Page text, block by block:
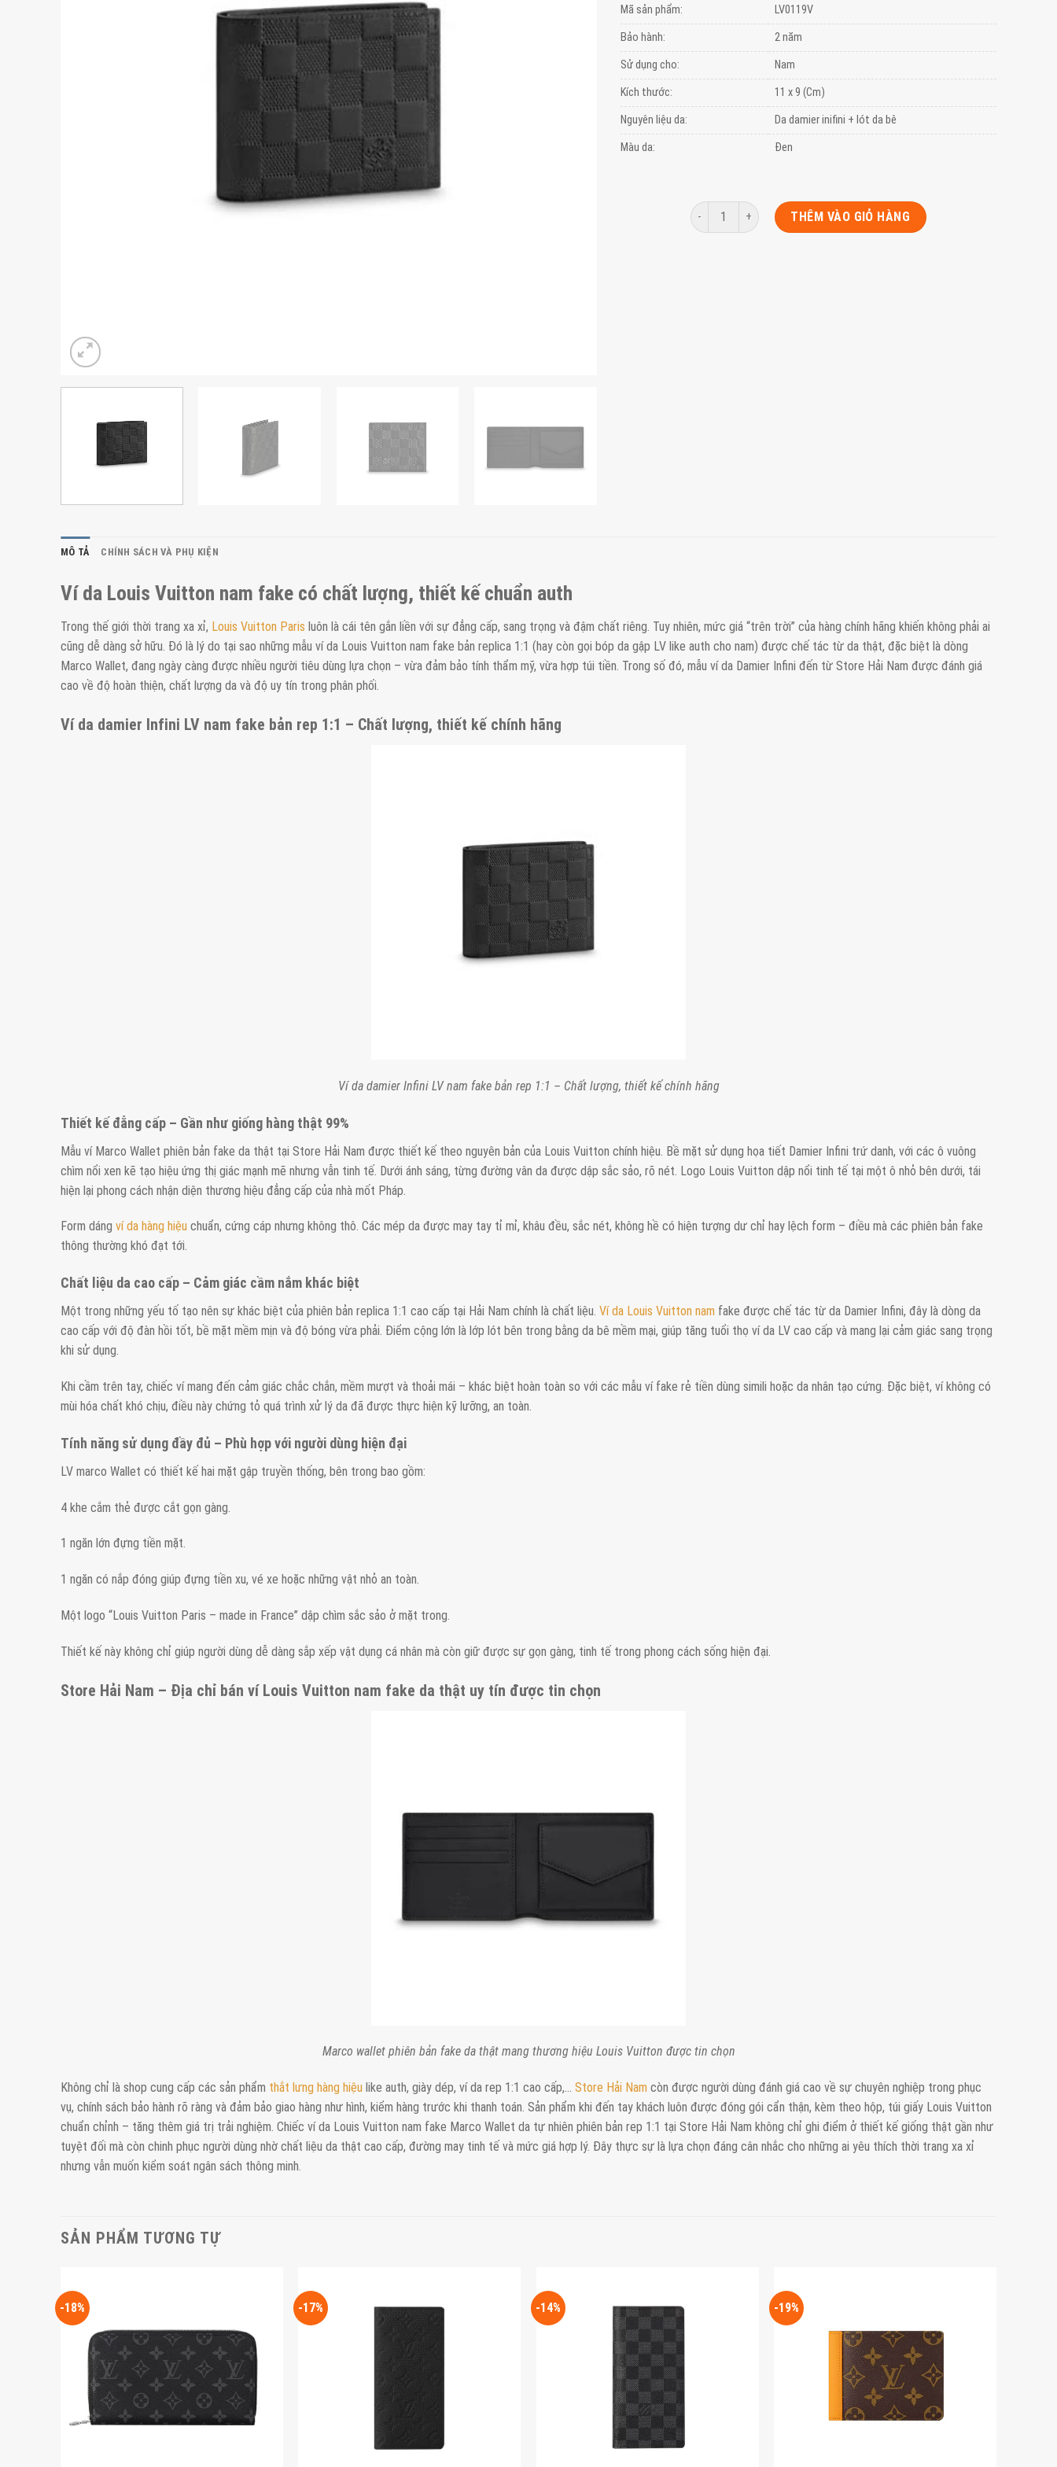
Mã sản phẩm: LV0119V
Bảo hành: 2 năm
Sử dụng cho: Nam
Kích thước: 11 x 9 (Cm)
Nguyên liệu da: Da damier inifini + lót da bê
Màu da: Đen
Số lượng THÊM VÀO GIỎ HÀNG
MÔ TẢ CHÍNH SÁCH VÀ PHỤ KIỆN
Ví da Louis Vuitton nam fake có chất lượng, thiết kế chuẩn auth
Trong thế giới thời trang xa xỉ, Louis Vuitton Paris luôn là cái tên gắn liền với sự đẳng cấp, sang trọng và đậm chất riêng. Tuy nhiên, mức giá “trên trời” của hàng chính hãng khiến không phải ai
cũng dễ dàng sở hữu. Đó là lý do tại sao những mẫu ví da Louis Vuitton nam fake bản replica 1:1 (hay còn gọi bóp da gập LV like auth cho nam) được chế tác từ da thật, đặc biệt là dòng
Marco Wallet, đang ngày càng được nhiều người tiêu dùng lựa chọn – vừa đảm bảo tính thẩm mỹ, vừa hợp túi tiền. Trong số đó, mẫu ví da Damier Infini đến từ Store Hải Nam được đánh giá
cao về độ hoàn thiện, chất lượng da và độ uy tín trong phân phối.
Ví da damier Infini LV nam fake bản rep 1:1 – Chất lượng, thiết kế chính hãng
Ví da damier Infini LV nam fake bản rep 1:1 – Chất lượng, thiết kế chính hãng
Thiết kế đẳng cấp – Gần như giống hàng thật 99%
Mẫu ví Marco Wallet phiên bản fake da thật tại Store Hải Nam được thiết kế theo nguyên bản của Louis Vuitton chính hiệu. Bề mặt sử dụng họa tiết Damier Infini trứ danh, với các ô vuông
chìm nổi xen kẽ tạo hiệu ứng thị giác mạnh mẽ nhưng vẫn tinh tế. Dưới ánh sáng, từng đường vân da được dập sắc sảo, rõ nét. Logo Louis Vuitton dập nổi tinh tế tại một ô nhỏ bên dưới, tái
hiện lại phong cách nhận diện thương hiệu đẳng cấp của nhà mốt Pháp.
Form dáng ví da hàng hiệu chuẩn, cứng cáp nhưng không thô. Các mép da được may tay tỉ mỉ, khâu đều, sắc nét, không hề có hiện tượng dư chỉ hay lệch form – điều mà các phiên bản fake
thông thường khó đạt tới.
Chất liệu da cao cấp – Cảm giác cầm nắm khác biệt
Một trong những yếu tố tạo nên sự khác biệt của phiên bản replica 1:1 cao cấp tại Hải Nam chính là chất liệu. Ví da Louis Vuitton nam fake được chế tác từ da Damier Infini, đây là dòng da
cao cấp với độ đàn hồi tốt, bề mặt mềm mịn và độ bóng vừa phải. Điểm cộng lớn là lớp lót bên trong bằng da bê mềm mại, giúp tăng tuổi thọ ví da LV cao cấp và mang lại cảm giác sang trọng
khi sử dụng.
Khi cầm trên tay, chiếc ví mang đến cảm giác chắc chắn, mềm mượt và thoải mái – khác biệt hoàn toàn so với các mẫu ví fake rẻ tiền dùng simili hoặc da nhân tạo cứng. Đặc biệt, ví không có
mùi hóa chất khó chịu, điều này chứng tỏ quá trình xử lý da đã được thực hiện kỹ lưỡng, an toàn.
Tính năng sử dụng đầy đủ – Phù hợp với người dùng hiện đại
LV marco Wallet có thiết kế hai mặt gập truyền thống, bên trong bao gồm:
4 khe cắm thẻ được cắt gọn gàng.
1 ngăn lớn đựng tiền mặt.
1 ngăn có nắp đóng giúp đựng tiền xu, vé xe hoặc những vật nhỏ an toàn.
Một logo “Louis Vuitton Paris – made in France” dập chìm sắc sảo ở mặt trong.
Thiết kế này không chỉ giúp người dùng dễ dàng sắp xếp vật dụng cá nhân mà còn giữ được sự gọn gàng, tinh tế trong phong cách sống hiện đại.
Store Hải Nam – Địa chỉ bán ví Louis Vuitton nam fake da thật uy tín được tin chọn
Marco wallet phiên bản fake da thật mang thương hiệu Louis Vuitton được tin chọn
Không chỉ là shop cung cấp các sản phẩm thắt lưng hàng hiệu like auth, giày dép, ví da rep 1:1 cao cấp,… Store Hải Nam còn được người dùng đánh giá cao về sự chuyên nghiệp trong phục
vụ, chính sách bảo hành rõ ràng và đảm bảo giao hàng như hình, kiểm hàng trước khi thanh toán. Sản phẩm khi đến tay khách luôn được đóng gói cẩn thận, kèm theo hộp, túi giấy Louis Vuitton
chuẩn chỉnh – tăng thêm giá trị trải nghiệm. Chiếc ví da Louis Vuitton nam fake Marco Wallet da tự nhiên phiên bản rep 1:1 tại Store Hải Nam không chỉ ghi điểm ở thiết kế giống thật gần như
tuyệt đối mà còn chinh phục người dùng nhờ chất liệu da thật cao cấp, đường may tinh tế và mức giá hợp lý. Đây thực sự là lựa chọn đáng cân nhắc cho những ai yêu thích thời trang xa xỉ
nhưng vẫn muốn kiểm soát ngân sách thông minh.
SẢN PHẨM TƯƠNG TỰ
-18% -17% -14% -19%